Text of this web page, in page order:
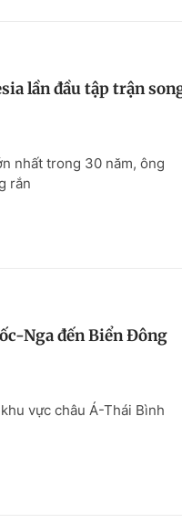
lần đầu tập trận
nhất trong 30 năm, ông
rắn
Nga đến Biển Đông
vực châu Á-Thái Bình